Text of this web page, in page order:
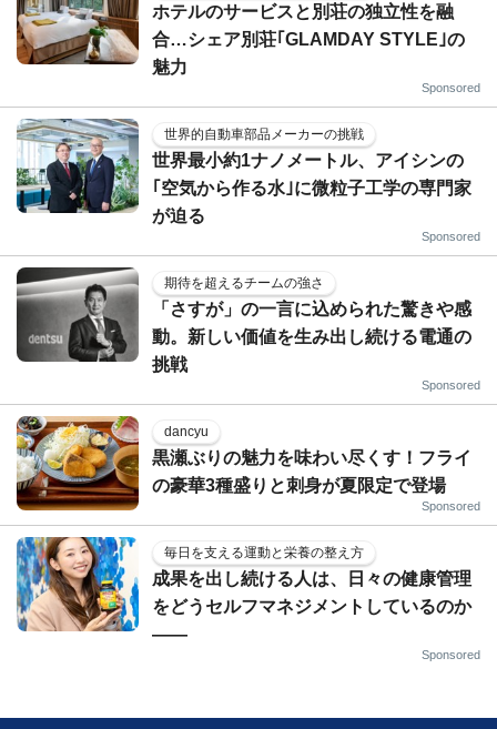
ホテルのサービスと別荘の独立性を融
合…シェア別荘｢GLAMDAY STYLE｣の
魅力
Sponsored
世界的自動車部品メーカーの挑戦
世界最小約1ナノメートル、アイシンの
｢空気から作る水｣に微粒子工学の専門家
が迫る
Sponsored
期待を超えるチームの強さ
「さすが」の一言に込められた驚きや感
動。新しい価値を生み出し続ける電通の
挑戦
Sponsored
dancyu
黒瀬ぶりの魅力を味わい尽くす！フライ
の豪華3種盛りと刺身が夏限定で登場
Sponsored
毎日を支える運動と栄養の整え方
成果を出し続ける人は、日々の健康管理
をどうセルフマネジメントしているのか
——
Sponsored